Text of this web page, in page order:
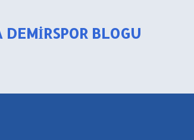
BLOGU